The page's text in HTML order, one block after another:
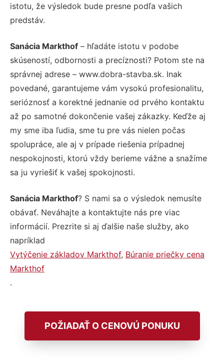
istotu, že výsledok bude presne podľa vašich
predstáv.
Sanácia Markthof – hľadáte istotu v podobe
skúseností, odbornosti a precíznosti? Potom ste na
správnej adrese – www.dobra-stavba.sk. Inak
povedané, garantujeme vám vysokú profesionalitu,
serióznosť a korektné jednanie od prvého kontaktu
až po samotné dokončenie vašej zákazky. Keďže aj
my sme iba ľudia, sme tu pre vás nielen počas
spolupráce, ale aj v prípade riešenia prípadnej
nespokojnosti, ktorú vždy berieme vážne a snažíme
sa ju vyriešiť k vašej spokojnosti.
Sanácia Markthof? S nami sa o výsledok nemusíte
obávať. Neváhajte a kontaktujte nás pre viac
informácií. Prezrite si aj ďalšie naše služby, ako
napríklad
Vytýčenie základov Markthof, Búranie priečky cena
Markthof
.
POŽIADAŤ O CENOVÚ PONUKU